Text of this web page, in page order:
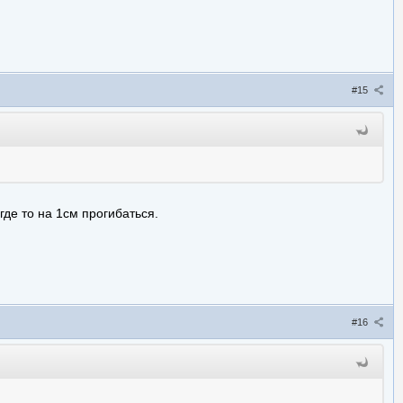
#15
то на 1см прогибаться.
#16